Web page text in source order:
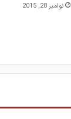
نوامبر 28, 2015